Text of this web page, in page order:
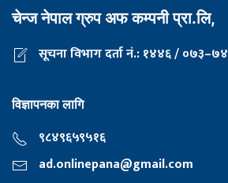
चेन्ज नेपाल ग्रुप अफ कम्पनी प्रा.लि,
सूचना विभाग दर्ता नं.: १४४६ / ०७३–७४
विज्ञापनका लागि
९८४९६५९५१६
ad.onlinepana@gmail.com